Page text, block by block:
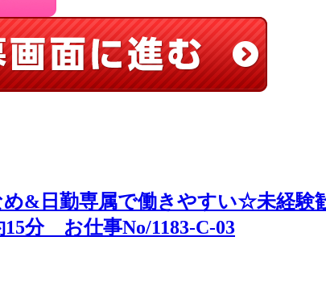
め&日勤専属で働きやすい☆未経
分 お仕事No/1183-C-03